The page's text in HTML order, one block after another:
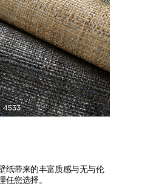
纸带来的丰富质感与无与伦
任您选择。